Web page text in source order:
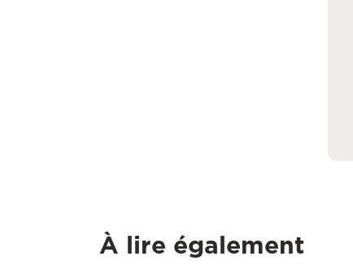
À lire également